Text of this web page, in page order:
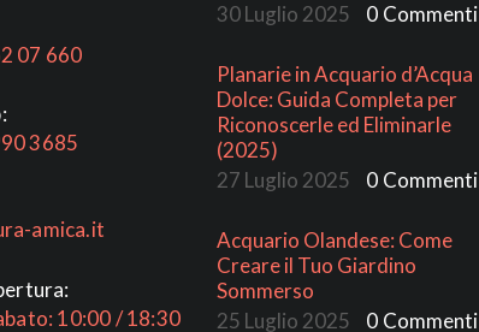
07 660
3685
amica.it
10:00 / 18:30
30 Luglio 2025
0 Commenti
Planarie in Acquario d’Acqua
Dolce: Guida Completa per
Riconoscerle ed Eliminarle
(2025)
27 Luglio 2025
0 Commenti
Acquario Olandese: Come
Creare il Tuo Giardino
Sommerso
25 Luglio 2025
0 Commenti